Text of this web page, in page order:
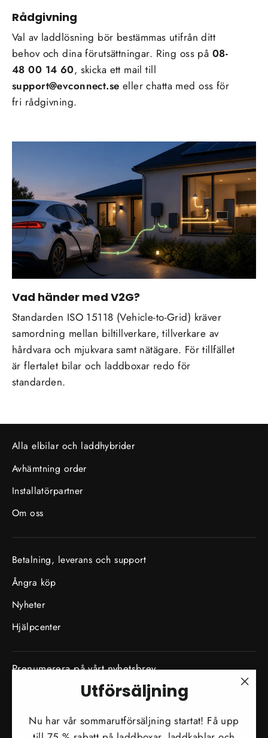
Utförsäljning
Nu har vår sommarutförsäljning startat! Få upp
Rådgivning
Val av laddlösning bör bestämmas utifrån ditt
behov och dina förutsättningar. Ring oss på 08-
48 00 14 60, skicka ett mail till
support@evconnect.se eller chatta med oss för
fri rådgivning.
Vad händer med V2G?
Standarden ISO 15118 (Vehicle-to-Grid) kräver
samordning mellan biltillverkare, tillverkare av
hårdvara och mjukvara samt nätägare. För tillfället
är flertalet bilar och laddboxar redo för
standarden.
Alla elbilar och laddhybrider
Avhämtning order
Installatörpartner
Om oss
Betalning, leverans och support
Ångra köp
Nyheter
Hjälpcenter
Prenumerera på vårt nyhetsbrev
Prenumerera